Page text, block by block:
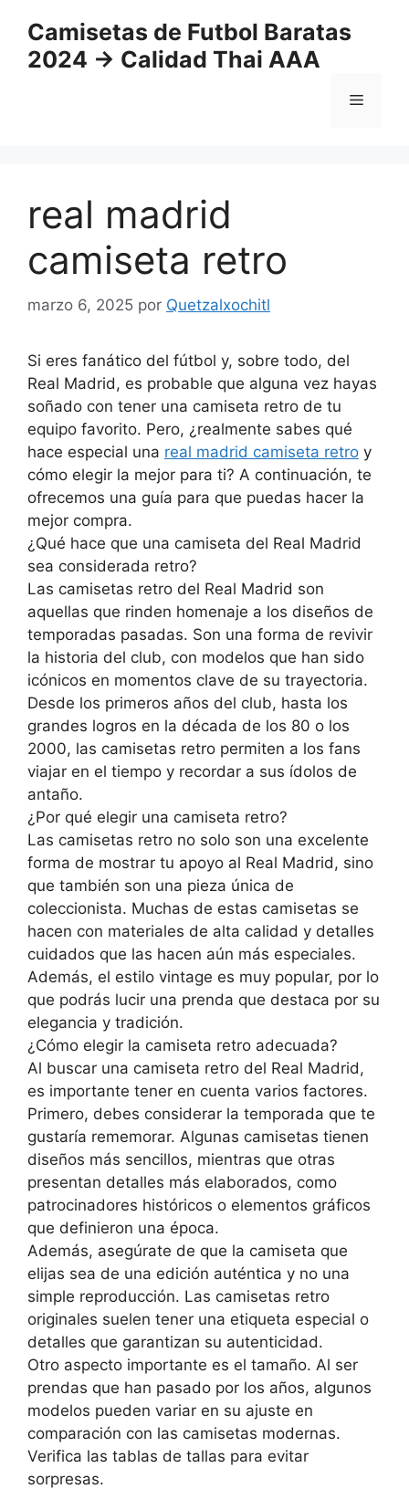
contenido
Camisetas de Futbol Baratas
2024 → Calidad Thai AAA
Menú
real madrid
camiseta retro
marzo 6, 2025 por Quetzalxochitl
Si eres fanático del fútbol y, sobre todo, del
Real Madrid, es probable que alguna vez hayas
soñado con tener una camiseta retro de tu
equipo favorito. Pero, ¿realmente sabes qué
hace especial una real madrid camiseta retro y
cómo elegir la mejor para ti? A continuación, te
ofrecemos una guía para que puedas hacer la
mejor compra.
¿Qué hace que una camiseta del Real Madrid
sea considerada retro?
Las camisetas retro del Real Madrid son
aquellas que rinden homenaje a los diseños de
temporadas pasadas. Son una forma de revivir
la historia del club, con modelos que han sido
icónicos en momentos clave de su trayectoria.
Desde los primeros años del club, hasta los
grandes logros en la década de los 80 o los
2000, las camisetas retro permiten a los fans
viajar en el tiempo y recordar a sus ídolos de
antaño.
¿Por qué elegir una camiseta retro?
Las camisetas retro no solo son una excelente
forma de mostrar tu apoyo al Real Madrid, sino
que también son una pieza única de
coleccionista. Muchas de estas camisetas se
hacen con materiales de alta calidad y detalles
cuidados que las hacen aún más especiales.
Además, el estilo vintage es muy popular, por lo
que podrás lucir una prenda que destaca por su
elegancia y tradición.
¿Cómo elegir la camiseta retro adecuada?
Al buscar una camiseta retro del Real Madrid,
es importante tener en cuenta varios factores.
Primero, debes considerar la temporada que te
gustaría rememorar. Algunas camisetas tienen
diseños más sencillos, mientras que otras
presentan detalles más elaborados, como
patrocinadores históricos o elementos gráficos
que definieron una época.
Además, asegúrate de que la camiseta que
elijas sea de una edición auténtica y no una
simple reproducción. Las camisetas retro
originales suelen tener una etiqueta especial o
detalles que garantizan su autenticidad.
Otro aspecto importante es el tamaño. Al ser
prendas que han pasado por los años, algunos
modelos pueden variar en su ajuste en
comparación con las camisetas modernas.
Verifica las tablas de tallas para evitar
sorpresas.